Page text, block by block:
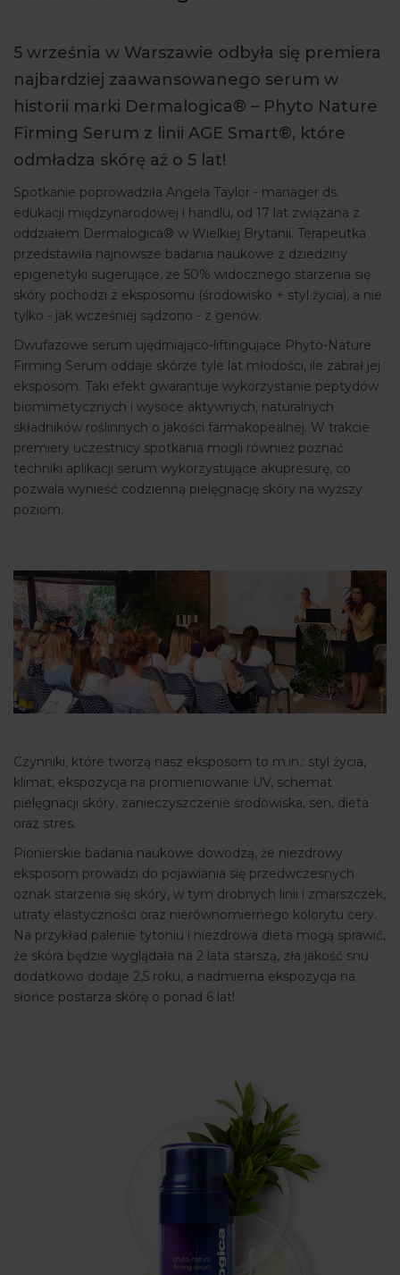
WYDARZENIA
5 września w Warszawie odbyła się premiera
najbardziej zaawansowanego serum w
historii marki Dermalogica® – Phyto Nature
Firming Serum z linii AGE Smart®, które
odmładza skórę aż o 5 lat!
Spotkanie poprowadziła Angela Taylor - manager ds.
edukacji międzynarodowej i handlu, od 17 lat związana z
oddziałem Dermalogica® w Wielkiej Brytanii. Terapeutka
przedstawiła najnowsze badania naukowe z dziedziny
epigenetyki sugerujące, że 50% widocznego starzenia się
skóry pochodzi z eksposomu (środowisko + styl życia), a nie
tylko - jak wcześniej sądzono - z genów.
Dwufazowe serum ujędrniająco-liftingujące Phyto-Nature
Firming Serum oddaje skórze tyle lat młodości, ile zabrał jej
eksposom. Taki efekt gwarantuje wykorzystanie peptydów
biomimetycznych i wysoce aktywnych, naturalnych
składników roślinnych o jakości farmakopealnej. W trakcie
premiery uczestnicy spotkania mogli również poznać
techniki aplikacji serum wykorzystujące akupresurę, co
pozwala wynieść codzienną pielęgnację skóry na wyższy
poziom.
Czynniki, które tworzą nasz eksposom to m.in.: styl życia,
klimat, ekspozycja na promieniowanie UV, schemat
pielęgnacji skóry, zanieczyszczenie środowiska, sen, dieta
oraz stres.
Pionierskie badania naukowe dowodzą, że niezdrowy
eksposom prowadzi do pojawiania się przedwczesnych
oznak starzenia się skóry, w tym drobnych linii i zmarszczek,
utraty elastyczności oraz nierównomiernego kolorytu cery.
Na przykład palenie tytoniu i niezdrowa dieta mogą sprawić,
że skóra będzie wyglądała na 2 lata starszą, zła jakość snu
dodatkowo dodaje 2,5 roku, a nadmierna ekspozycja na
słońce postarza skórę o ponad 6 lat!